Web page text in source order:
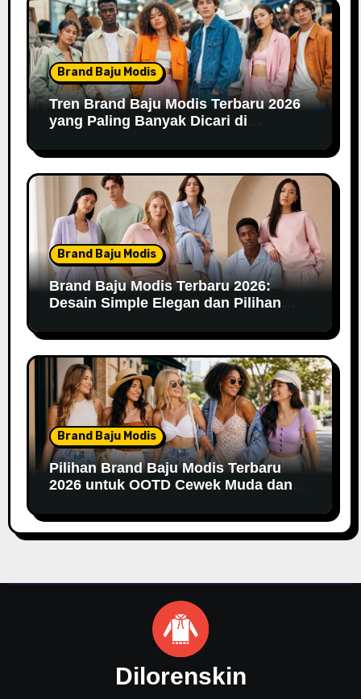
Brand Baju Modis
Tren Brand Baju Modis Terbaru 2026
yang Paling Banyak Dicari di
Brand Baju Modis
Brand Baju Modis Terbaru 2026:
Desain Simple Elegan dan Pilihan
Brand Baju Modis
Pilihan Brand Baju Modis Terbaru
2026 untuk OOTD Cewek Muda dan
Dilorenskin